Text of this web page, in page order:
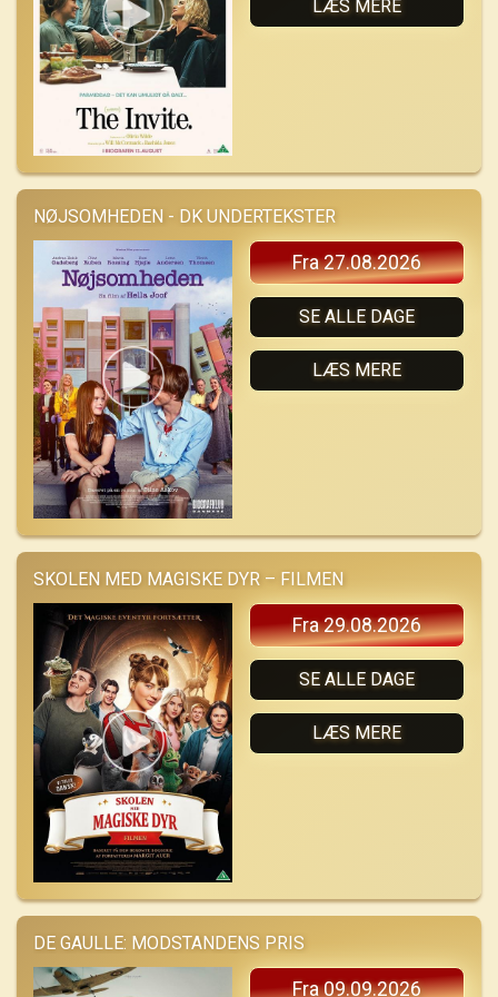
LÆS MERE
NØJSOMHEDEN - DK UNDERTEKSTER
Fra 27.08.2026
SE ALLE DAGE
LÆS MERE
SKOLEN MED MAGISKE DYR – FILMEN
Fra 29.08.2026
SE ALLE DAGE
LÆS MERE
DE GAULLE: MODSTANDENS PRIS
Fra 09.09.2026